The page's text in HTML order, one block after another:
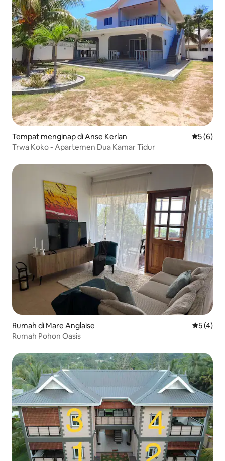
Tempat menginap di Anse Kerlan Nilai
5 (6)
Trwa Koko - Apartemen Dua Kamar Tidur
Rumah di Mare Anglaise Nilai
5 (4)
Rumah Pohon Oasis